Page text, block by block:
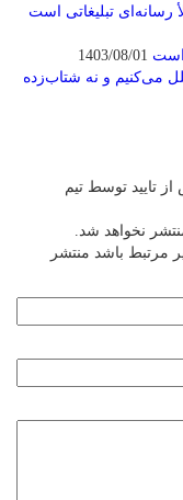
رسانه‌ای تبلیغاتی است
است
می‌کنیم و نه شتاب‌زده
تایید توسط تیم
نخواهد شد.
مرتبط باشد منتشر